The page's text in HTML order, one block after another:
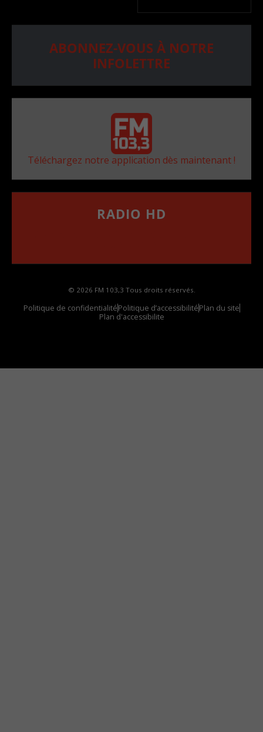
ABONNEZ-VOUS À NOTRE
INFOLETTRE
Téléchargez notre application dès maintenant !
RADIO HD
© 2026 FM 103,3 Tous droits réservés.
Politique de confidentialitéPolitique d’accessibilitéPlan du site
Plan d'accessibilite